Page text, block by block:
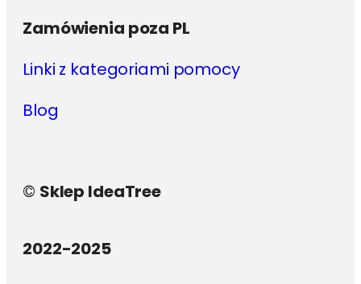
Zamówienia poza PL
Linki z kategoriami pomocy
Blog
© Sklep IdeaTree
2022-2025